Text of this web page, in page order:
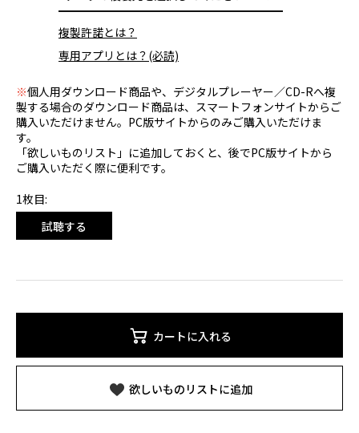
複製許諾とは？
専用アプリとは？(必読)
※個人用ダウンロード商品や、デジタルプレーヤー／CD-Rへ複
製する場合のダウンロード商品は、スマートフォンサイトからご
購入いただけません。PC版サイトからのみご購入いただけま
す。
「欲しいものリスト」に追加しておくと、後でPC版サイトから
ご購入いただく際に便利です。
1枚目:
試聴する
カートに入れる
欲しいものリストに追加